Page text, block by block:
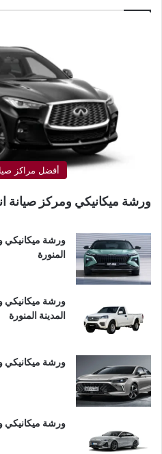
أفضل مراكز
ورشة ميكانيكي ومركز صيانة
ورشة ميكانيكي
المنورة
ورشة
المدينة المنورة
ورشة ميكانيكي
ورشة ميكانيكي